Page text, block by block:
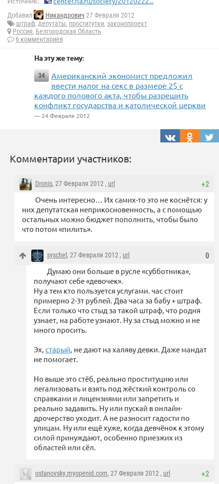
Добавил Никандрович 27 Февраля 2012
штраф, депутаты, проститутки, законопроект
Россия, Белгородская Область
6 комментариев
На эту же тему:
34
Американский экономист предложил
ввести налог на секс в размере 2$ с
каждого полового акта, чтобы разрешить
конфликт государства и католической церкви
— 24 Февраля 2012
Комментарии участников:
+2
Dronis, 27 Февраля 2012 , url
Очень интересно… Их самих-то это не коснётся: у
них депутатская неприкосновенность, а с помощью
остальных можно бюджет пополнить, чтобы было
что потом «пилить».
0
syschel , 27 Февраля 2012 , url
Думаю они больше в русле «субботника»,
получают себе «девочек».
Ну а тем кто пользуется услугами. час стоит
примерно 2-3т рублей. Два часа за бабу + штраф.
Если только что стыд за такой штраф, что родня
узнает, на работе узнают. Ну за стыд можно и не
много просить.
Эх, старый, не дают на халяву девки. Даже мандат
не помогает.
Но выше это стёб, реально проституцию или
легализовать и взять под жёсткий контроль со
справками и лицензиями или запретить и
реально задавить. Ну или пускай в онлайн-
дрочерство уходит. А не разносит гадости по
улицам. Ну или ещё хуже, когда девчёнок к этому
силой принуждают, особенно приезжих из
областей или сёл.
+2
ostanovsky.myopenid.com, 27 Февраля 2012 , url